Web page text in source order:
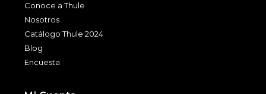
Conoce a Thule
Nosotros
Catálogo Thule 2024
Blog
Encuesta